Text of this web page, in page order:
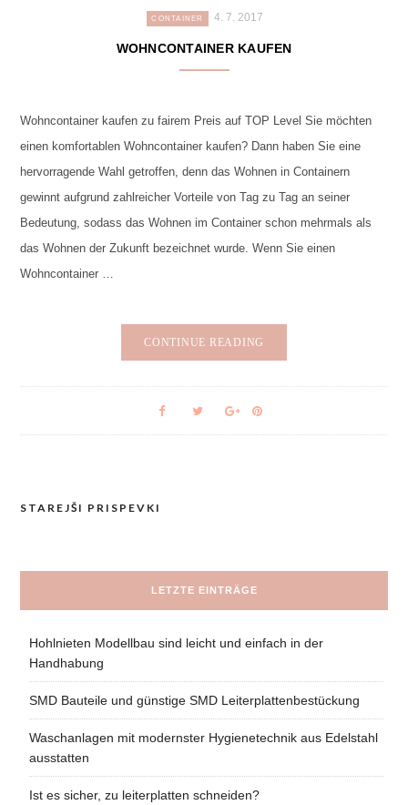
CONTAINER 4. 7. 2017
WOHNCONTAINER KAUFEN
Wohncontainer kaufen zu fairem Preis auf TOP Level Sie möchten
einen komfortablen Wohncontainer kaufen? Dann haben Sie eine
hervorragende Wahl getroffen, denn das Wohnen in Containern
gewinnt aufgrund zahlreicher Vorteile von Tag zu Tag an seiner
Bedeutung, sodass das Wohnen im Container schon mehrmals als
das Wohnen der Zukunft bezeichnet wurde. Wenn Sie einen
Wohncontainer …
CONTINUE READING
Navigacija
STAREJŠI PRISPEVKI
LETZTE EINTRÄGE
Hohlnieten Modellbau sind leicht und einfach in der
Handhabung
SMD Bauteile und günstige SMD Leiterplattenbestückung
Waschanlagen mit modernster Hygienetechnik aus Edelstahl
ausstatten
Ist es sicher, zu leiterplatten schneiden?